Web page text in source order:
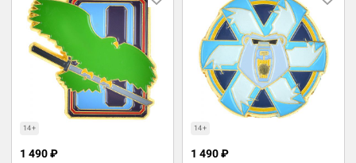
14+
1 490 ₽
14+
1 490 ₽